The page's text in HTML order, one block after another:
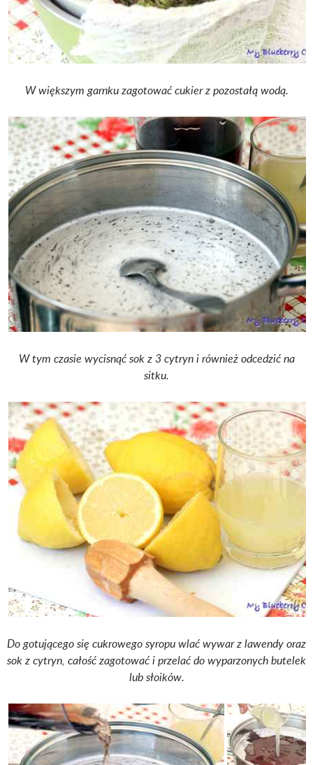
W większym garnku zagotować cukier z pozostałą wodą.
W tym czasie wycisnąć sok z 3 cytryn i również odcedzić na
sitku.
Do gotującego się cukrowego syropu wlać wywar z lawendy oraz
sok z cytryn, całość zagotować i przelać do wyparzonych butelek
lub słoików.